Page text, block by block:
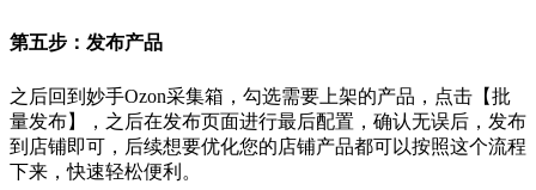
第五步：发布产品
之后回到妙手Ozon采集箱，勾选需要上架的产品，点击【批
量发布】，之后在发布页面进行最后配置，确认无误后，发布
到店铺即可，后续想要优化您的店铺产品都可以按照这个流程
下来，快速轻松便利。